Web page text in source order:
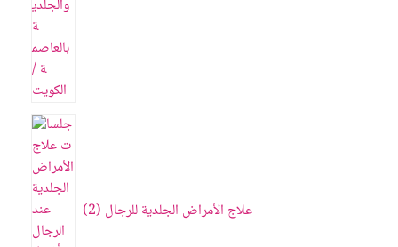
علاج الأمراض الجلدية للرجال 2